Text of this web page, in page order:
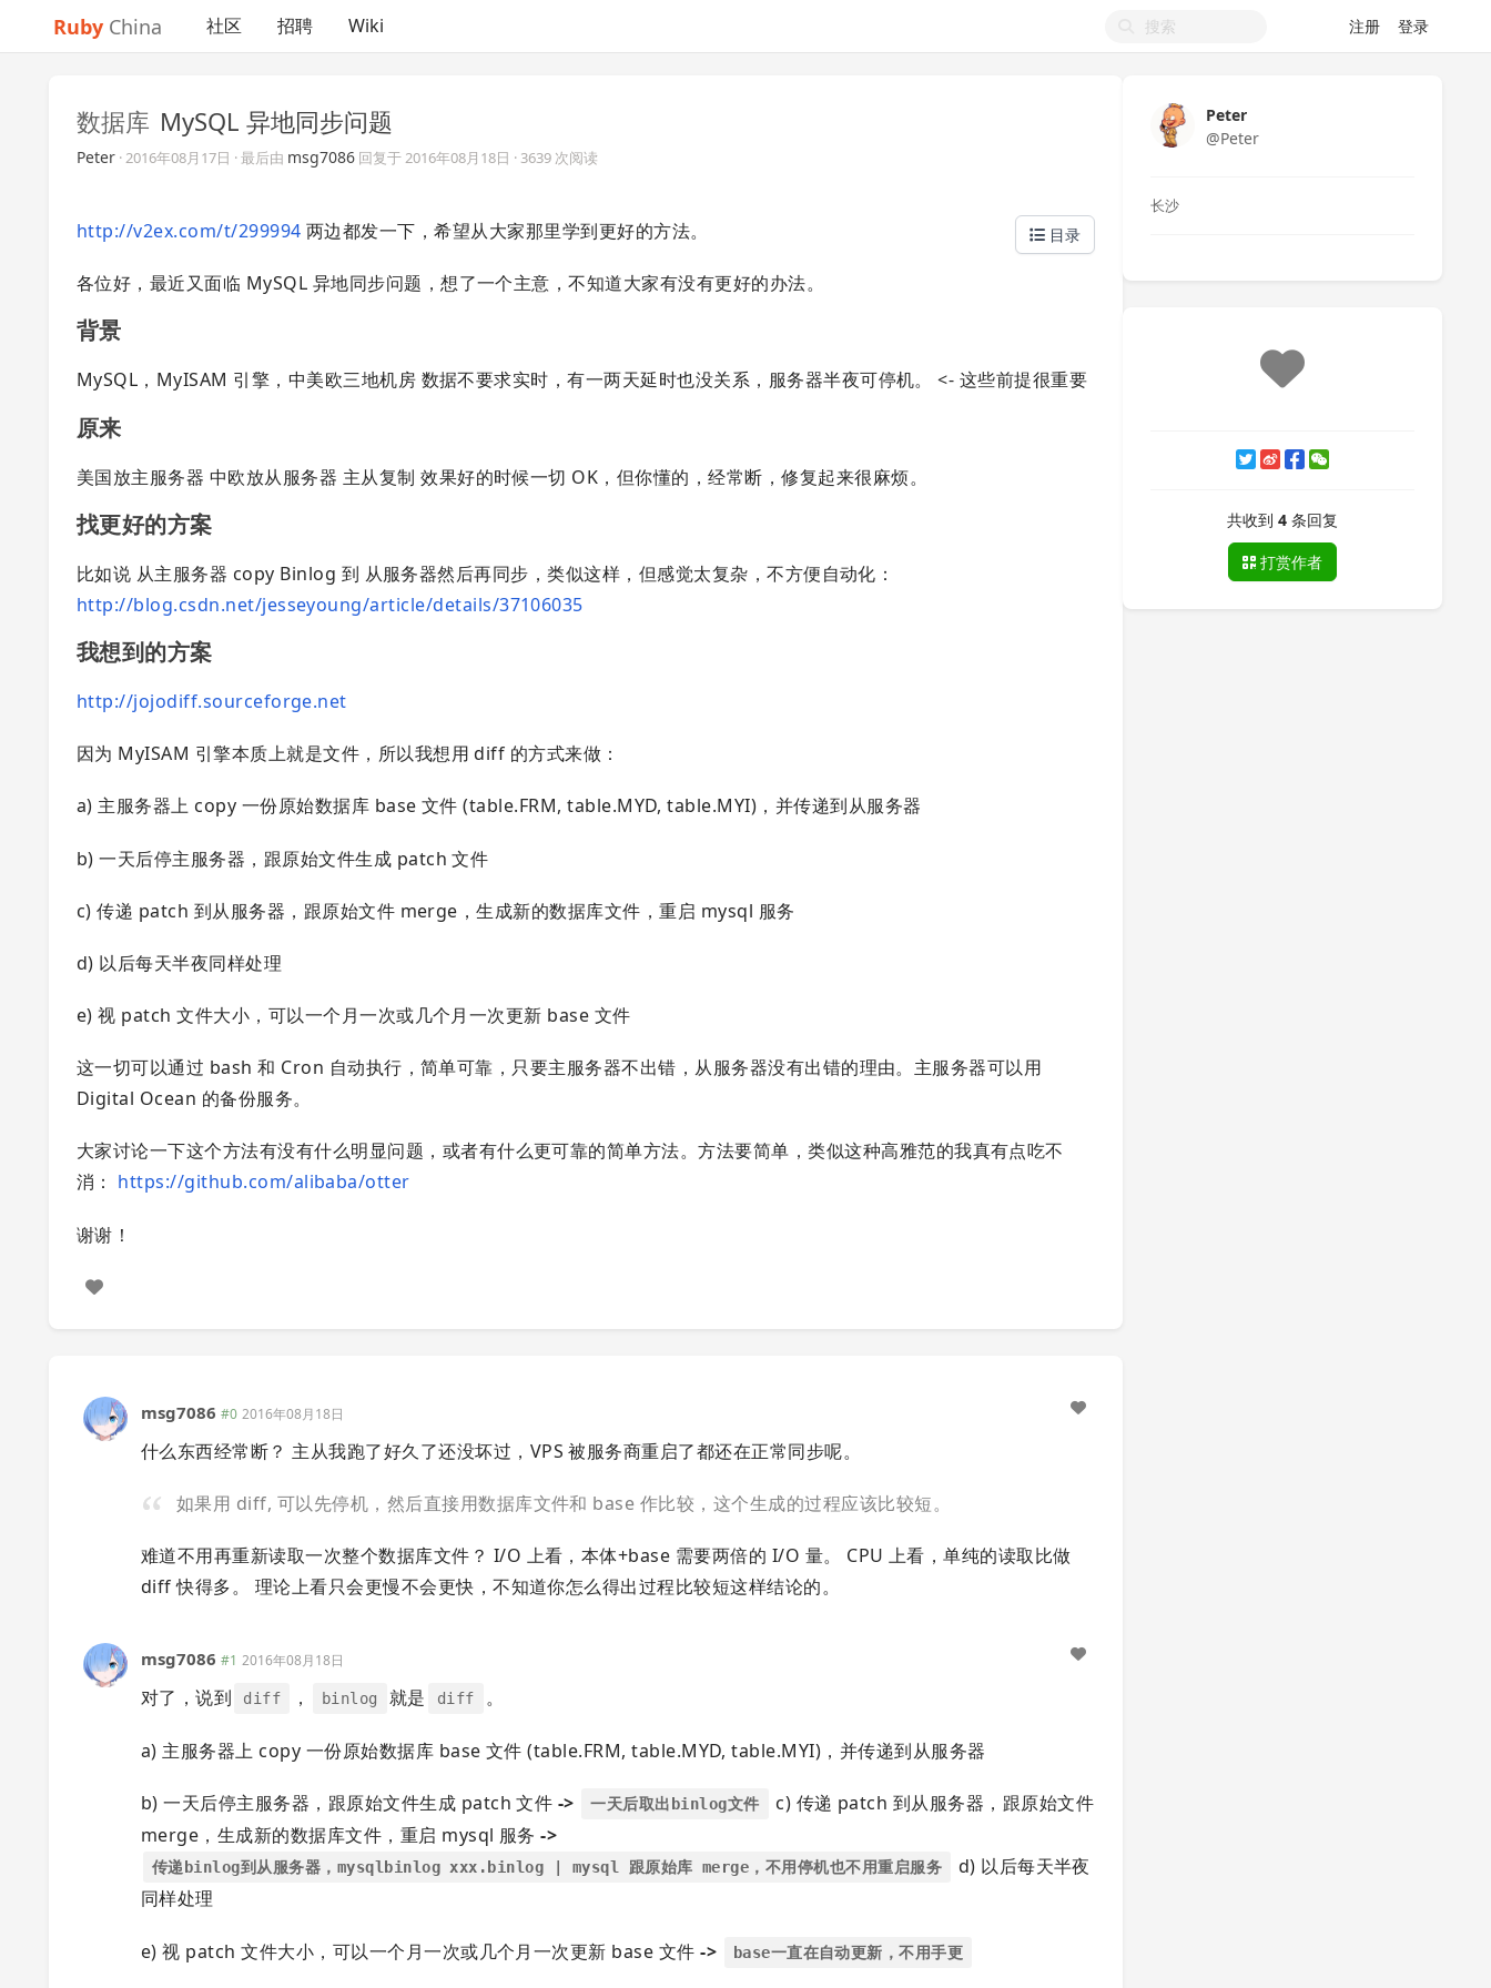
Ruby China 社区 招聘 Wiki 注册 登录
数据库 MySQL 异地同步问题
Peter ·2016年08月17日 · 最后由 msg7086 回复于2016年08月18日 · 3639 次阅读
目录
http://v2ex.com/t/299994 两边都发一下，希望从大家那里学到更好的方法。
各位好，最近又面临 MySQL 异地同步问题，想了一个主意，不知道大家有没有更好的办法。
背景
MySQL，MyISAM 引擎，中美欧三地机房 数据不要求实时，有一两天延时也没关系，服务器半夜可停机。 <- 这些前提很重要
原来
美国放主服务器 中欧放从服务器 主从复制 效果好的时候一切 OK，但你懂的，经常断，修复起来很麻烦。
找更好的方案
比如说 从主服务器 copy Binlog 到 从服务器然后再同步，类似这样，但感觉太复杂，不方便自动化：
http://blog.csdn.net/jesseyoung/article/details/37106035
我想到的方案
http://jojodiff.sourceforge.net
因为 MyISAM 引擎本质上就是文件，所以我想用 diff 的方式来做：
a) 主服务器上 copy 一份原始数据库 base 文件 (table.FRM, table.MYD, table.MYI)，并传递到从服务器
b) 一天后停主服务器，跟原始文件生成 patch 文件
c) 传递 patch 到从服务器，跟原始文件 merge，生成新的数据库文件，重启 mysql 服务
d) 以后每天半夜同样处理
e) 视 patch 文件大小，可以一个月一次或几个月一次更新 base 文件
这一切可以通过 bash 和 Cron 自动执行，简单可靠，只要主服务器不出错，从服务器没有出错的理由。主服务器可以用
Digital Ocean 的备份服务。
大家讨论一下这个方法有没有什么明显问题，或者有什么更可靠的简单方法。方法要简单，类似这种高雅范的我真有点吃不
消： https://github.com/alibaba/otter
谢谢！
msg7086 #0 2016年08月18日
什么东西经常断？ 主从我跑了好久了还没坏过，VPS 被服务商重启了都还在正常同步呢。
如果用 diff, 可以先停机，然后直接用数据库文件和 base 作比较，这个生成的过程应该比较短。
难道不用再重新读取一次整个数据库文件？ I/O 上看，本体+base 需要两倍的 I/O 量。 CPU 上看，单纯的读取比做
diff 快得多。 理论上看只会更慢不会更快，不知道你怎么得出过程比较短这样结论的。
msg7086 #1 2016年08月18日
对了，说到 diff ， binlog 就是 diff 。
a) 主服务器上 copy 一份原始数据库 base 文件 (table.FRM, table.MYD, table.MYI)，并传递到从服务器
b) 一天后停主服务器，跟原始文件生成 patch 文件 -> 一天后取出binlog文件
c) 传递 patch 到从服务器，跟原始文件
merge，生成新的数据库文件，重启 mysql 服务->
传递binlog到从服务器，mysqlbinlog xxx.binlog | mysql 跟原始库 merge，不用停机也不用重启服务
d) 以后每天半夜
同样处理
e) 视 patch 文件大小，可以一个月一次或几个月一次更新 base 文件-> base一直在自动更新，不用手更
Peter
@Peter
长沙
共收到 4 条回复
打赏作者